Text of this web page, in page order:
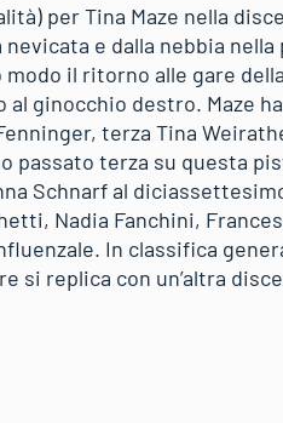
per Tina Maze nella
e dalla nebbia
il ritorno alle gare
ginocchio destro. Maze
terza Tina
passato terza su questa
Schnarf al
Nadia Fanchini,
In classifica
si replica con un’altra